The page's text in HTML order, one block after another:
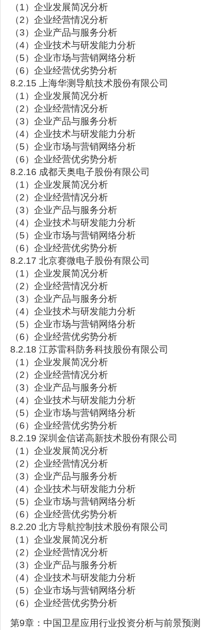
（1）企业发展简况分析
（2）企业经营情况分析
（3）企业产品与服务分析
（4）企业技术与研发能力分析
（5）企业市场与营销网络分析
（6）企业经营优劣势分析
8.2.15 上海华测导航技术股份有限公司
（1）企业发展简况分析
（2）企业经营情况分析
（3）企业产品与服务分析
（4）企业技术与研发能力分析
（5）企业市场与营销网络分析
（6）企业经营优劣势分析
8.2.16 成都天奥电子股份有限公司
（1）企业发展简况分析
（2）企业经营情况分析
（3）企业产品与服务分析
（4）企业技术与研发能力分析
（5）企业市场与营销网络分析
（6）企业经营优劣势分析
8.2.17 北京赛微电子股份有限公司
（1）企业发展简况分析
（2）企业经营情况分析
（3）企业产品与服务分析
（4）企业技术与研发能力分析
（5）企业市场与营销网络分析
（6）企业经营优劣势分析
8.2.18 江苏雷科防务科技股份有限公司
（1）企业发展简况分析
（2）企业经营情况分析
（3）企业产品与服务分析
（4）企业技术与研发能力分析
（5）企业市场与营销网络分析
（6）企业经营优劣势分析
8.2.19 深圳金信诺高新技术股份有限公司
（1）企业发展简况分析
（2）企业经营情况分析
（3）企业产品与服务分析
（4）企业技术与研发能力分析
（5）企业市场与营销网络分析
（6）企业经营优劣势分析
8.2.20 北方导航控制技术股份有限公司
（1）企业发展简况分析
（2）企业经营情况分析
（3）企业产品与服务分析
（4）企业技术与研发能力分析
（5）企业市场与营销网络分析
（6）企业经营优劣势分析
第9章：中国卫星应用行业投资分析与前景预测